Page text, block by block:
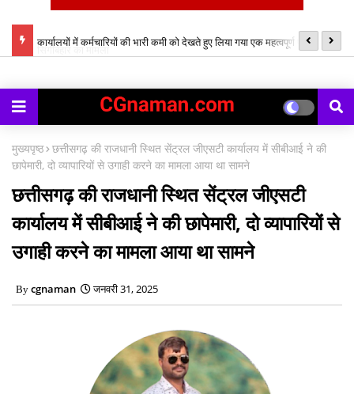
कार्यालयों में कर्मचारियों की भारी कमी को देखते हुए लिया गया एक महत्वपूर्ण प्रशासनिक
मुख्यपृष्ठ छत्तीसगढ़ की राजधानी स्थित सेंट्रल जीएसटी कार्यालय में सीबीआई ने की
छापेमारी, दो व्यापारियों से उगाही करने का मामला आया था सामने
छत्तीसगढ़ की राजधानी स्थित सेंट्रल जीएसटी
कार्यालय में सीबीआई ने की छापेमारी, दो व्यापारियों से
उगाही करने का मामला आया था सामने
cgnaman जनवरी 31, 2025